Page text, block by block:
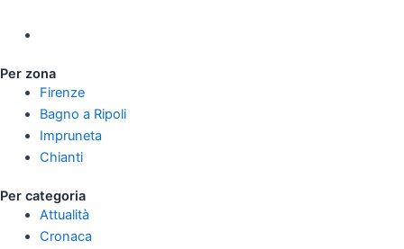
Per zona
Firenze
Bagno a Ripoli
Impruneta
Chianti
Per categoria
Attualità
Cronaca